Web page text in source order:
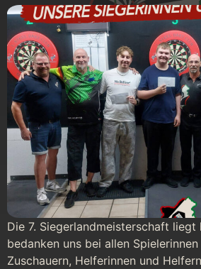
Die 7. Siegerlandmeisterschaft
bedanken uns bei allen
Zuschauern, Helferinnen und